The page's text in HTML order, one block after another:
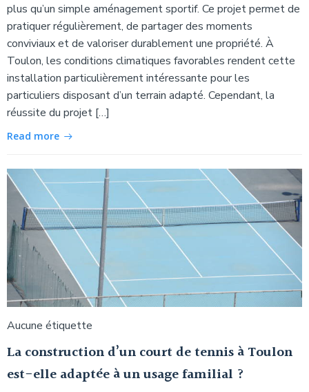
plus qu’un simple aménagement sportif. Ce projet permet de
pratiquer régulièrement, de partager des moments
conviviaux et de valoriser durablement une propriété. À
Toulon, les conditions climatiques favorables rendent cette
installation particulièrement intéressante pour les
particuliers disposant d’un terrain adapté. Cependant, la
réussite du projet […]
Read more
Aucune étiquette
La construction d’un court de tennis à Toulon
est-elle adaptée à un usage familial ?